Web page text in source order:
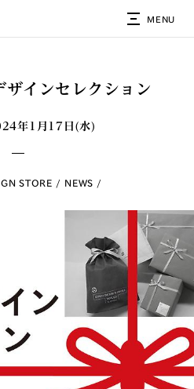
MENU
インセレクション
年1月17日(水)
STORE NEWS